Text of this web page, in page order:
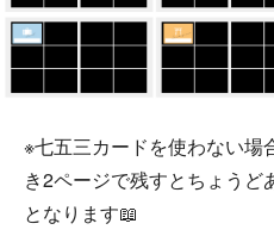
※七五三カードを使わない場
き2ページで残すとちょう
となります📖